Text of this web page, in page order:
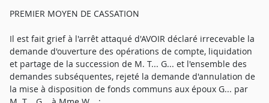
PREMIER MOYEN DE CASSATION
Il est fait grief à l'arrêt attaqué d'AVOIR déclaré irrecevable la
demande d'ouverture des opérations de compte, liquidation
et partage de la succession de M. T... G... et l'ensemble des
demandes subséquentes, rejeté la demande d'annulation de
la mise à disposition de fonds communs aux époux G... par